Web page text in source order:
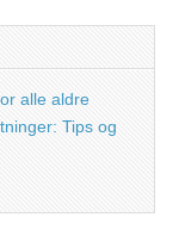
alle aldre
Tips og